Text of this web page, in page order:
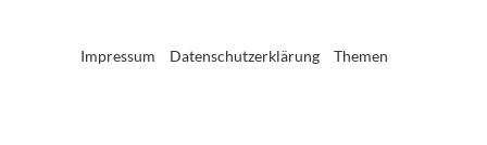
Impressum Datenschutzerklärung Themen